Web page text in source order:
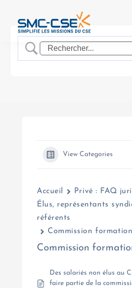
contenu
View Categories
Accueil
Privé : FAQ
Élus, représentants
référents
Commission formation
Commission
Des salariés non élus au
faire partie de la